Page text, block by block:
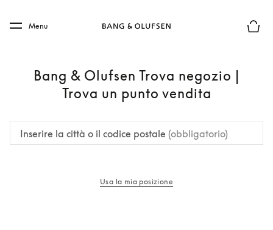
Skip to main footer
Menu
Bang & Olufsen Trova negozio |
Trova un punto vendita
Inserire la città o il codice postale (obbligatorio)
Usa la mia posizione